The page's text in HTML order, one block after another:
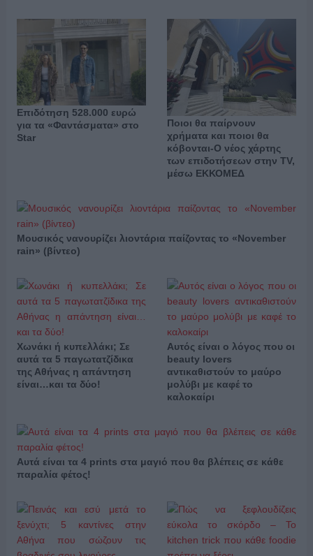
Επιδότηση 528.000 ευρώ
για τα «Φαντάσματα» στο
Star
Ποιοι θα παίρνουν
χρήματα και ποιοι θα
κόβονται-Ο νέος χάρτης
των επιδοτήσεων στην TV,
μέσω ΕΚΚΟΜΕΔ
Μουσικός νανουρίζει λιοντάρια παίζοντας το «November
rain» (βίντεο)
Χωνάκι ή κυπελλάκι; Σε
αυτά τα 5 παγωτατζίδικα
της Αθήνας η απάντηση
είναι…και τα δύο!
Αυτός είναι ο λόγος που οι
beauty lovers
αντικαθιστούν το μαύρο
μολύβι με καφέ το
καλοκαίρι
Αυτά είναι τα 4 prints στα μαγιό που θα βλέπεις σε κάθε
παραλία φέτος!